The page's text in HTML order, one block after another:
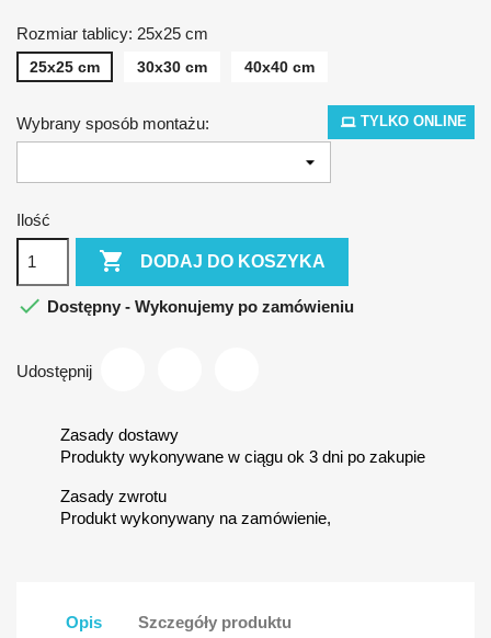
TYLKO ONLINE
Rozmiar tablicy: 25x25 cm
25x25 cm 30x30 cm 40x40 cm
Wybrany sposób montażu:
Ilość
 DODAJ DO KOSZYKA
 Dostępny - Wykonujemy po zamówieniu
Udostępnij
Zasady dostawy
Produkty wykonywane w ciągu ok 3 dni po zakupie
Zasady zwrotu
Produkt wykonywany na zamówienie,
Opis Szczegóły produktu